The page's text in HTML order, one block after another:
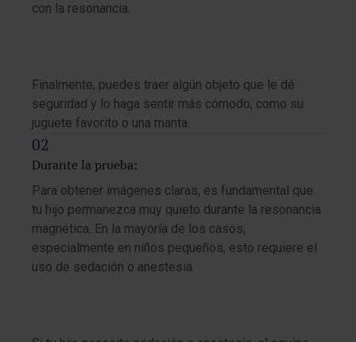
con la resonancia.
Finalmente, puedes traer algún objeto que le dé
seguridad y lo haga sentir más cómodo, como su
juguete favorito o una manta.
Durante la prueba:
Para obtener imágenes claras, es fundamental que
tu hijo permanezca muy quieto durante la resonancia
magnética. En la mayoría de los casos,
especialmente en niños pequeños, esto requiere el
uso de sedación o anestesia.